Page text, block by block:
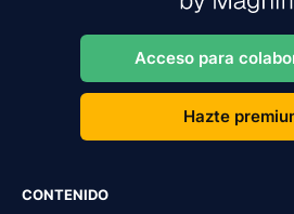
Acceso para
Hazte
CONTENIDO